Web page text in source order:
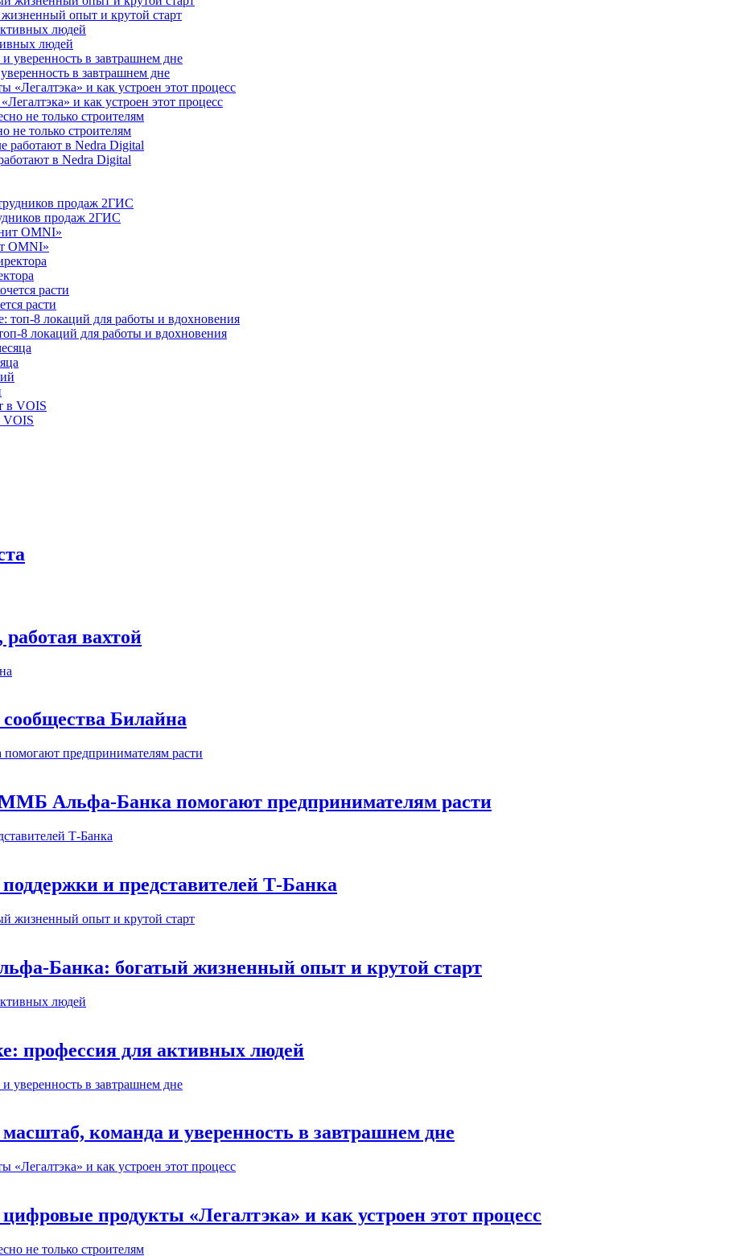
опыт и крутой старт
людей
в завтрашнем дне
и как устроен этот процесс
не только строителям
в Nedra Digital
продаж 2ГИС
OMNI»
расти
8 локаций для работы и вдохновения
VOIS
вахтой
Билайна
Альфа-Банка помогают предпринимателям расти
и представителей Т-Банка
Банка: богатый жизненный опыт и крутой старт
профессия для активных людей
команда и уверенность в завтрашнем дне
продукты «Легалтэка» и как устроен этот процесс